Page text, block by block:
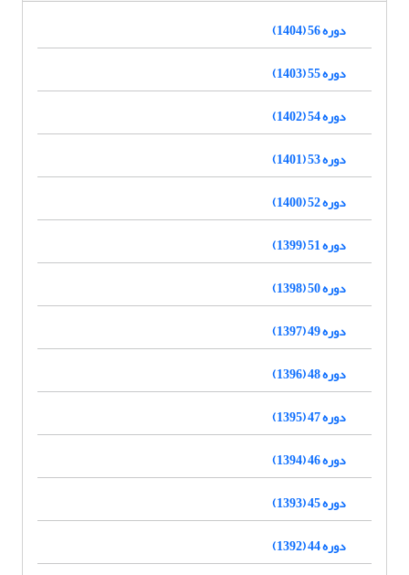
دوره 56 (1404)
دوره 55 (1403)
دوره 54 (1402)
دوره 53 (1401)
دوره 52 (1400)
دوره 51 (1399)
دوره 50 (1398)
دوره 49 (1397)
دوره 48 (1396)
دوره 47 (1395)
دوره 46 (1394)
دوره 45 (1393)
دوره 44 (1392)